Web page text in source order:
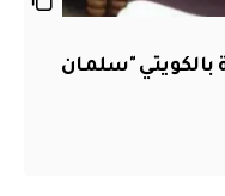
بالكويتي "سلمان